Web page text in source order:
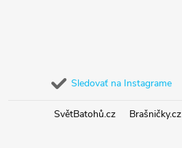
Sledovať na Instagrame
SvětBatohů.cz Brašničky.cz